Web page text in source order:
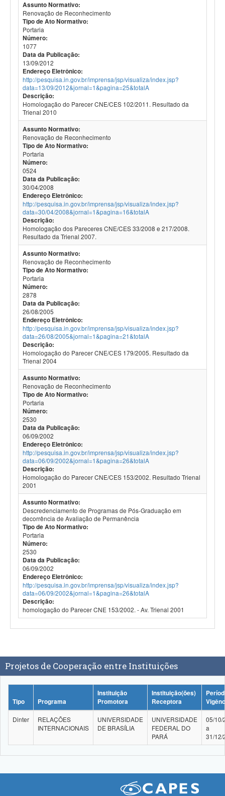
Assunto Normativo:
Renovação de Reconhecimento
Tipo de Ato Normativo:
Portaria
Número:
1077
Data da Publicação:
13/09/2012
Endereço Eletrônico:
http://pesquisa.in.gov.br/imprensa/jsp/visualiza/index.jsp?
data=13/09/2012&jornal=1&pagina=25&totalA
Descrição:
Homologação do Parecer CNE/CES 102/2011. Resultado da
Trienal 2010
Assunto Normativo:
Renovação de Reconhecimento
Tipo de Ato Normativo:
Portaria
Número:
0524
Data da Publicação:
30/04/2008
Endereço Eletrônico:
http://pesquisa.in.gov.br/imprensa/jsp/visualiza/index.jsp?
data=30/04/2008&jornal=1&pagina=16&totalA
Descrição:
Homologação dos Pareceres CNE/CES 33/2008 e 217/2008.
Resultado da Trienal 2007.
Assunto Normativo:
Renovação de Reconhecimento
Tipo de Ato Normativo:
Portaria
Número:
2878
Data da Publicação:
26/08/2005
Endereço Eletrônico:
http://pesquisa.in.gov.br/imprensa/jsp/visualiza/index.jsp?
data=26/08/2005&jornal=1&pagina=21&totalA
Descrição:
Homologação do Parecer CNE/CES 179/2005. Resultado da
Trienal 2004
Assunto Normativo:
Renovação de Reconhecimento
Tipo de Ato Normativo:
Portaria
Número:
2530
Data da Publicação:
06/09/2002
Endereço Eletrônico:
http://pesquisa.in.gov.br/imprensa/jsp/visualiza/index.jsp?
data=06/09/2002&jornal=1&pagina=26&totalA
Descrição:
Homologação do Parecer CNE/CES 153/2002. Resultado Trienal
2001
Assunto Normativo:
Descredenciamento de Programas de Pós-Graduação em
decorrência de Avaliação de Permanência
Tipo de Ato Normativo:
Portaria
Número:
2530
Data da Publicação:
06/09/2002
Endereço Eletrônico:
http://pesquisa.in.gov.br/imprensa/jsp/visualiza/index.jsp?
data=06/09/2002&jornal=1&pagina=26&totalA
Descrição:
homologação do Parecer CNE 153/2002. - Av. Trienal 2001
Projetos de Cooperação entre Instituições
Tipo Programa
Instituição
Promotora
Instituição(ões)
Receptora
Dinter
RELAÇÕES
INTERNACIONAIS
UNIVERSIDADE
DE BRASÍLIA
UNIVERSIDADE
FEDERAL DO
PARÁ
05/10/
a
31/12/